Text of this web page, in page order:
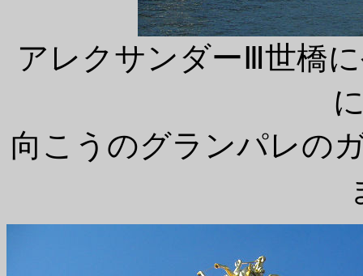
アレクサンダーⅢ世橋
向こうのグランパレの